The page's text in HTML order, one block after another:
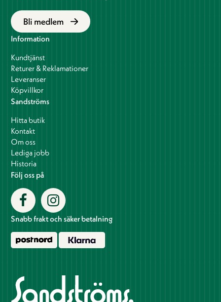
Bli medlem
Information
Kundtjänst
Returer & Reklamationer
Leveranser
Köpvillkor
Sandströms
Hitta butik
Kontakt
Om oss
Lediga jobb
Historia
Följ oss på
Snabb frakt och säker betalning